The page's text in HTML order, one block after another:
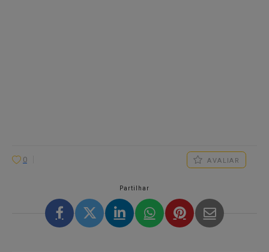
0 AVALIAR
Partilhar